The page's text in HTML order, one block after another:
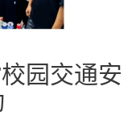
园交通安